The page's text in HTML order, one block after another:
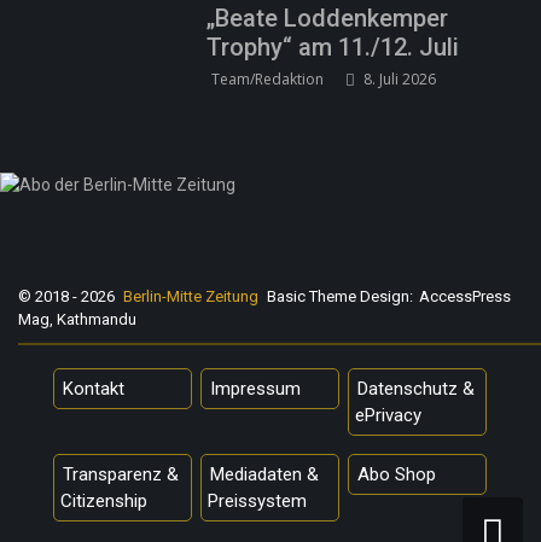
„Beate Loddenkemper
Trophy“ am 11./12. Juli
Team/Redaktion 8. Juli 2026
© 2018 - 2026 Berlin-Mitte Zeitung Basic Theme Design: AccessPress
Mag, Kathmandu
Kontakt Impressum
Datenschutz &
ePrivacy
Transparenz &
Citizenship
Mediadaten &
Preissystem
Abo Shop